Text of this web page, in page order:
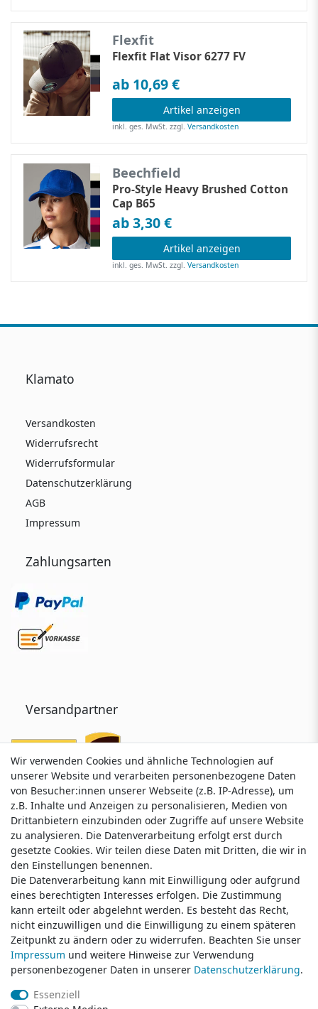
Flexfit
Flexfit Flat Visor 6277 FV
ab 10,69 €
Artikel anzeigen
inkl. ges. MwSt. zzgl.Versandkosten
Beechfield
Pro-Style Heavy Brushed Cotton
Cap B65
ab 3,30 €
Artikel anzeigen
inkl. ges. MwSt. zzgl.Versandkosten
Klamato
Versandkosten
Widerrufsrecht
Widerrufsformular
Datenschutzerklärung
AGB
Impressum
Zahlungsarten
Versandpartner
Service & Kontakt
Wünschen Sie einen Rückruf?
service@klamato.de
Schreiben Sie uns:
service@klamato.de
Wir verwenden Cookies und ähnliche Technologien auf
unserer Website und verarbeiten personenbezogene Daten
von Besucher:innen unserer Webseite (z.B. IP-Adresse), um
z.B. Inhalte und Anzeigen zu personalisieren, Medien von
Drittanbietern einzubinden oder Zugriffe auf unsere Website
zu analysieren. Die Datenverarbeitung erfolgt erst durch
gesetzte Cookies. Wir teilen diese Daten mit Dritten, die wir in
den Einstellungen benennen.
Die Datenverarbeitung kann mit Einwilligung oder aufgrund
eines berechtigten Interesses erfolgen. Die Zustimmung
kann erteilt oder abgelehnt werden. Es besteht das Recht,
nicht einzuwilligen und die Einwilligung zu einem späteren
Zeitpunkt zu ändern oder zu widerrufen. Beachten Sie unser
Impressum und weitere Hinweise zur Verwendung
personenbezogener Daten in unserer Daten­schutz­erklärung.
Essenziell
Wir verwenden Cookies und ähnliche Technologien auf
unserer Website und verarbeiten personenbezogene Daten
von Besucher:innen unserer Webseite (z.B. IP-Adresse), um
z.B. Inhalte und Anzeigen zu personalisieren, Medien von
Drittanbietern einzubinden oder Zugriffe auf unsere Website
zu analysieren. Die Datenverarbeitung erfolgt erst durch
gesetzte Cookies. Wir teilen diese Daten mit Dritten, die wir in
den Einstellungen benennen.
Die Datenverarbeitung kann mit Einwilligung oder aufgrund
eines berechtigten Interesses erfolgen. Die Zustimmung
kann erteilt oder abgelehnt werden. Es besteht das Recht,
nicht einzuwilligen und die Einwilligung zu einem späteren
Zeitpunkt zu ändern oder zu widerrufen. Beachten Sie unser
Impressum und weitere Hinweise zur Verwendung
personenbezogener Daten in unserer Daten­schutz­erklärung.
Essenziell